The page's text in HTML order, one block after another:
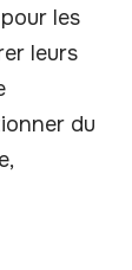
les
leurs
du